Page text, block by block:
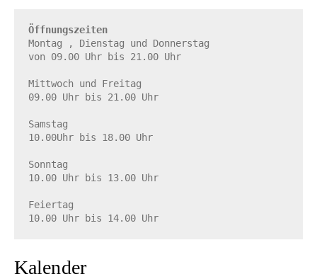
Öffnungszeiten
Montag , Dienstag und Donnerstag
von 09.00 Uhr bis 21.00 Uhr
Mittwoch und Freitag
09.00 Uhr bis 21.00 Uhr
Samstag
10.00Uhr bis 18.00 Uhr
Sonntag
10.00 Uhr bis 13.00 Uhr
Feiertag
10.00 Uhr bis 14.00 Uhr
Kalender